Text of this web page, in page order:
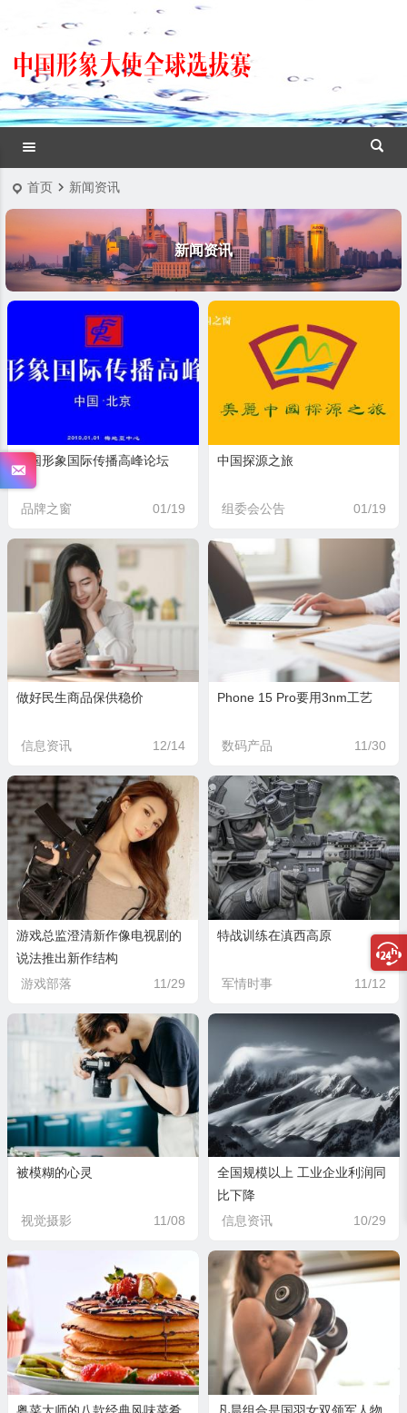
首页 新闻资讯
新闻资讯
中国形象国际传播高峰论坛
品牌之窗 01/19
中国探源之旅
组委会公告 01/19
做好民生商品保供稳价
信息资讯 12/14
Phone 15 Pro要用3nm工艺
数码产品 11/30
游戏总监澄清新作像电视剧的
说法推出新作结构
游戏部落
11/29
特战训练在滇西高原
军情时事 11/12
被模糊的心灵
视觉摄影 11/08
全国规模以上 工业企业利润同
比下降
信息资讯
10/29
粤菜大师的八款经典风味菜肴 凡晨组合是国羽女双领军人物